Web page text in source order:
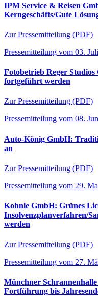
IPM Service & Reisen
Kerngeschäfts/Gute
Zur Pressemitteilung (PDF)
Pressemitteilung vom 03.
Fotobetrieb Reger
fortgeführt werden
Zur Pressemitteilung (PDF)
Pressemitteilung vom 08.
Auto-König GmbH:
an
Zur Pressemitteilung (PDF)
Pressemitteilung vom 29.
Kohnle GmbH: Grünes
Insolvenzplanverfahren/
werden
Zur Pressemitteilung (PDF)
Pressemitteilung vom 27.
Münchner
Fortführung bis